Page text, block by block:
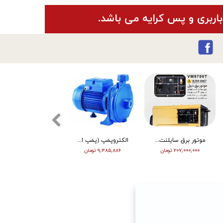
و پس کرایه می باشد.
الکتروپمپ (پمپ اب ) ویگو بشقابی 0/5 اسب پروانه پلاستیک CPM130
۹,۳۸۵,۸۸۶ تومان
موتور برق سایلنت ورما گازوییلی 7 کیلووات VM9700T
۲۰۷,۰۰۰,۰۰۰ تومان